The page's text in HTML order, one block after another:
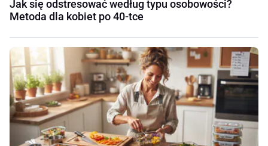
Jak się odstresować według typu osobowości?
Metoda dla kobiet po 40-tce